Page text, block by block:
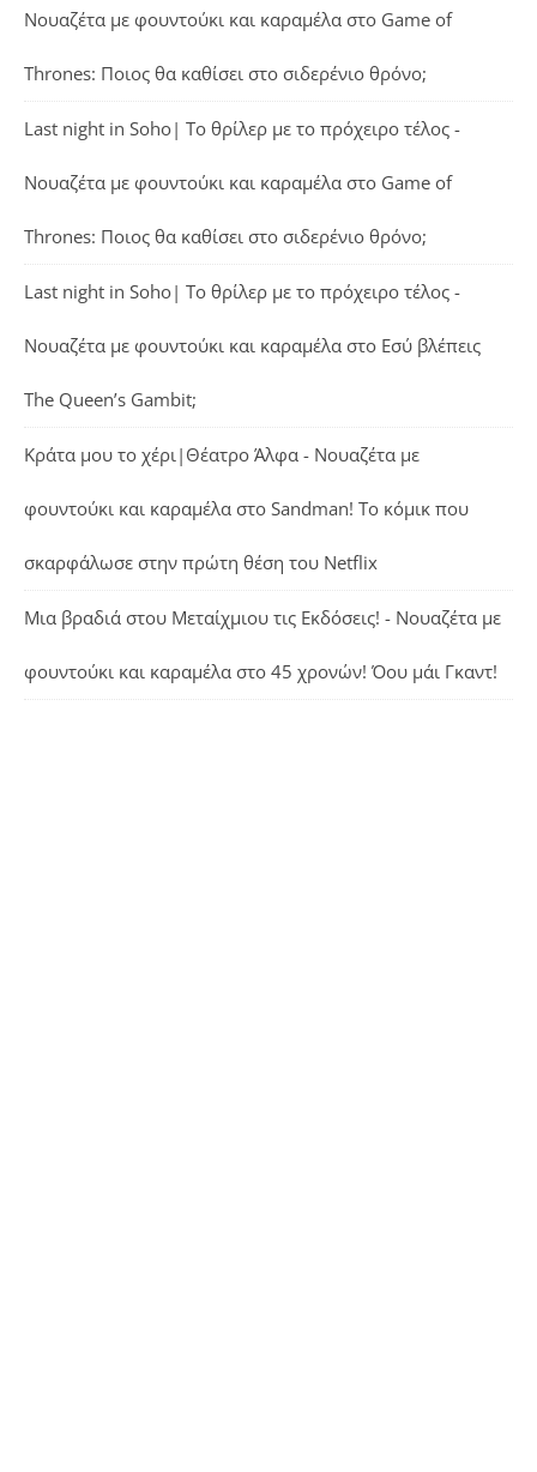
Νουαζέτα με φουντούκι και καραμέλα στο Game of
Thrones: Ποιος θα καθίσει στο σιδερένιο θρόνο;
Last night in Soho| Το θρίλερ με το πρόχειρο τέλος -
Νουαζέτα με φουντούκι και καραμέλα στο Game of
Thrones: Ποιος θα καθίσει στο σιδερένιο θρόνο;
Last night in Soho| Το θρίλερ με το πρόχειρο τέλος -
Νουαζέτα με φουντούκι και καραμέλα στο Εσύ βλέπεις
The Queen’s Gambit;
Κράτα μου το χέρι|Θέατρο Άλφα - Νουαζέτα με
φουντούκι και καραμέλα στο Sandman! Το κόμικ που
σκαρφάλωσε στην πρώτη θέση του Netflix
Μια βραδιά στου Μεταίχμιου τις Εκδόσεις! - Νουαζέτα με
φουντούκι και καραμέλα στο 45 χρονών! Όου μάι Γκαντ!